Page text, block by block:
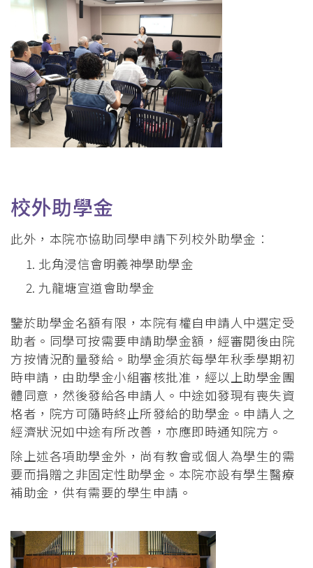
校外助學金
此外，本院亦協助同學申請下列校外助學金︰
北角浸信會明義神學助學金
九龍塘宣道會助學金
鑒於助學金名額有限，本院有權自申請人中選定受
助者。同學可按需要申請助學金額，經審閱後由院
方按情況酌量發給。助學金須於每學年秋季學期初
時申請，由助學金小組審核批准，經以上助學金團
體同意，然後發給各申請人。中途如發現有喪失資
格者，院方可隨時終止所發給的助學金。申請人之
經濟狀況如中途有所改善，亦應即時通知院方。
除上述各項助學金外，尚有教會或個人為學生的需
要而捐贈之非固定性助學金。本院亦設有學生醫療
補助金，供有需要的學生申請。